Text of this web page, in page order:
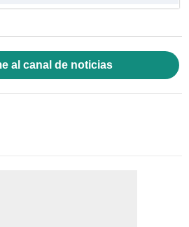
al canal de noticias